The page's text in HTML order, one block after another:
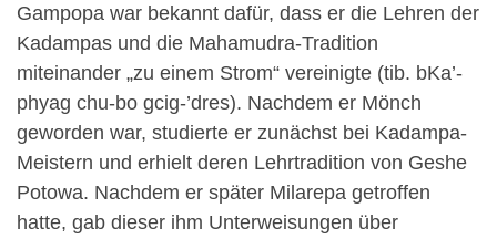
Gampopa war bekannt dafür, dass er die Lehren der
Kadampas und die Mahamudra-Tradition
miteinander „zu einem Strom“ vereinigte (tib. bKa’-
phyag chu-bo gcig-’dres). Nachdem er Mönch
geworden war, studierte er zunächst bei Kadampa-
Meistern und erhielt deren Lehrtradition von Geshe
Potowa. Nachdem er später Milarepa getroffen
hatte, gab dieser ihm Unterweisungen über